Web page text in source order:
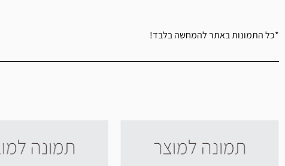
*כל התמונות באתר להמחשה בלבד!